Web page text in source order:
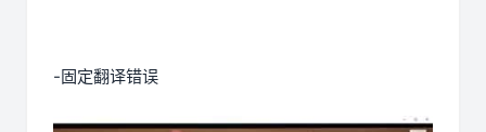
-固定翻译错误